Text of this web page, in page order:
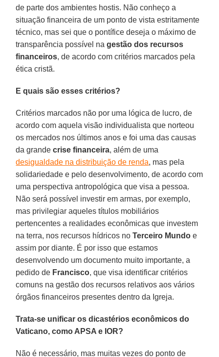
de parte dos ambientes hostis. Não conheço a
situação financeira de um ponto de vista estritamente
técnico, mas sei que o pontífice deseja o máximo de
transparência possível nagestão dos recursos
financeiros, de acordo com critérios marcados pela
ética cristã.
E quais são esses critérios?
Critérios marcados não por uma lógica de lucro, de
acordo com aquela visão individualista que norteou
os mercados nos últimos anos e foi uma das causas
da grandecrise financeira, além de uma
desigualdade na distribuição de renda, mas pela
solidariedade e pelo desenvolvimento, de acordo com
uma perspectiva antropológica que visa a pessoa.
Não será possível investir em armas, por exemplo,
mas privilegiar aqueles títulos mobiliários
pertencentes a realidades econômicas que investem
na terra, nos recursos hídricos noTerceiro Mundo e
assim por diante. É por isso que estamos
desenvolvendo um documento muito importante, a
pedido de Francisco, que visa identificar critérios
comuns na gestão dos recursos relativos aos vários
órgãos financeiros presentes dentro da Igreja.
Trata-se unificar os dicastérios econômicos do
Vaticano, como APSA e IOR?
Não é necessário, mas muitas vezes do ponto de